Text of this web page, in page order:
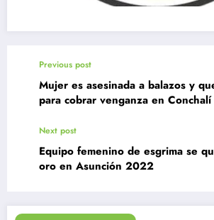
Previous post
Mujer es asesinada a balazos y
para cobrar venganza en Conchalí
Next post
Equipo femenino de esgrima se
oro en Asunción 2022